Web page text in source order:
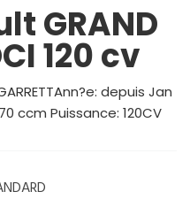
GRAND
120 cv
depuis Jan
ccm Puissance: 120CV